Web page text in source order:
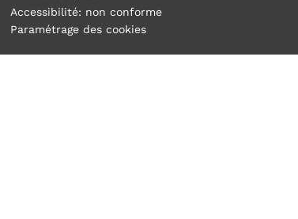
Accessibilité: non conforme
Paramétrage des cookies